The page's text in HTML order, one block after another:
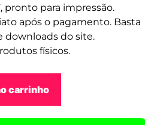
pronto para impressão.
após o pagamento. Basta
downloads do site.
físicos.
carrinho